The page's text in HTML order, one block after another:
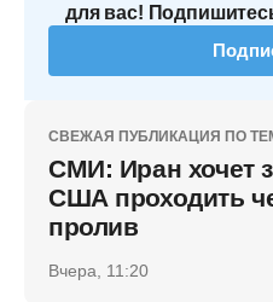
для вас!
СВЕЖАЯ ПУБЛИКАЦИЯ ПО
СМИ: Иран хочет
США проходить
пролив
Вчера, 11:20